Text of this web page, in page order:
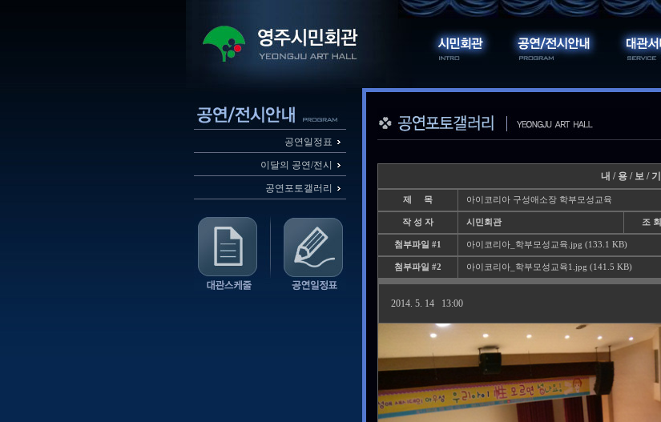
공연일정표
이달의 공연/전시
공연포토갤러리
내 / 용 / 보 / 기
제 목 아이코리아 구성애소장 학부모성교육
작 성 자 시민회관 조 회
첨부파일 #1 아이코리아_학부모성교육.jpg (133.1 KB)
첨부파일 #2 아이코리아_학부모성교육1.jpg (141.5 KB)
2014. 5. 14 13:00